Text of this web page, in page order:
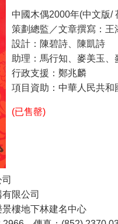
中國木偶2000年(中文版/
策劃總監／文章撰寫：王
設計：陳碧詩、陳凱詩
助理：馬行知、麥美玉
行政支援：鄭兆麟
項目資助：中華人民共
(已售罄)
限公司
下林建名中心